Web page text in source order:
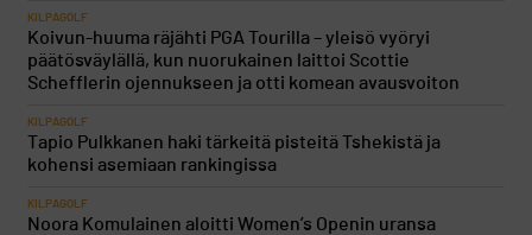
KILPAGOLF
Koivun-huuma räjähti PGA Tourilla – yleisö vyöryi
päätösväylällä, kun nuorukainen laittoi Scottie
Schefflerin ojennukseen ja otti komean avausvoiton
KILPAGOLF
Tapio Pulkkanen haki tärkeitä pisteitä Tshekistä ja
kohensi asemiaan rankingissa
KILPAGOLF
Noora Komulainen aloitti Women’s Openin uransa